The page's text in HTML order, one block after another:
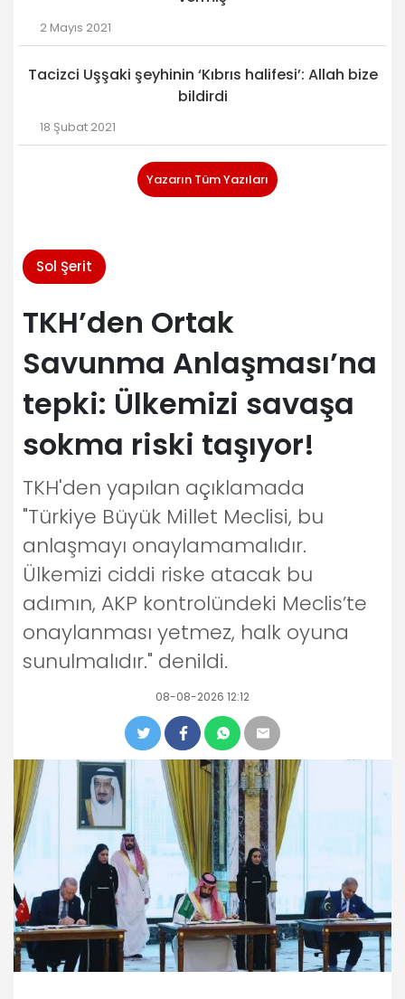
2 Mayıs 2021
Tacizci Uşşaki şeyhinin ‘Kıbrıs halifesi’: Allah bize
bildirdi
18 Şubat 2021
Yazarın Tüm Yazıları
Sol Şerit
TKH’den Ortak
Savunma Anlaşması’na
tepki: Ülkemizi savaşa
sokma riski taşıyor!
TKH'den yapılan açıklamada
"Türkiye Büyük Millet Meclisi, bu
anlaşmayı onaylamamalıdır.
Ülkemizi ciddi riske atacak bu
adımın, AKP kontrolündeki Meclis’te
onaylanması yetmez, halk oyuna
sunulmalıdır." denildi.
08-08-2026 12:12